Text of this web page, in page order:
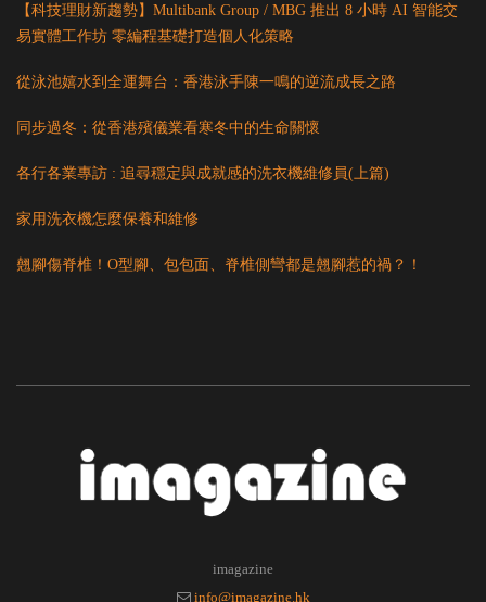
【科技理財新趨勢】Multibank Group / MBG 推出 8 小時 AI 智能交
易實體工作坊 零編程基礎打造個人化策略
從泳池嬉水到全運舞台：香港泳手陳一鳴的逆流成長之路
同步過冬：從香港殯儀業看寒冬中的生命關懷
各行各業專訪 : 追尋穩定與成就感的洗衣機維修員(上篇)
家用洗衣機怎麼保養和維修
翹腳傷脊椎！O型腳、包包面、脊椎側彎都是翹腳惹的禍？！
imagazine
info@imagazine.hk